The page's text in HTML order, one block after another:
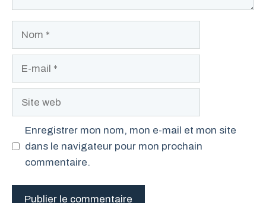
Enregistrer mon nom, mon e-mail et mon site
dans le navigateur pour mon prochain
commentaire.